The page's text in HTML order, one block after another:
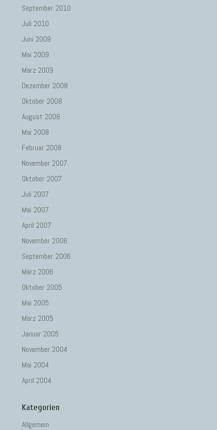
September 2010
Juli 2010
Juni 2009
Mai 2009
März 2009
Dezember 2008
Oktober 2008
August 2008
Mai 2008
Februar 2008
November 2007
Oktober 2007
Juli 2007
Mai 2007
April 2007
November 2006
September 2006
März 2006
Oktober 2005
Mai 2005
März 2005
Januar 2005
November 2004
Mai 2004
April 2004
Kategorien
Allgemein